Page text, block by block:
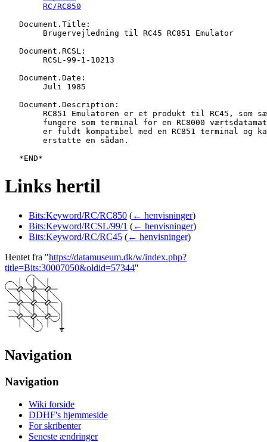
RC/RC850
   Document.Title:
   Document.RCSL:
   Document.Date:
   Document.Description:
Links hertil
Bits:Keyword/RC/RC850 (← henvisninger)
Bits:Keyword/RCSL/99/1 (← henvisninger)
Bits:Keyword/RC/RC45 (← henvisninger)
Hentet fra "https://datamuseum.dk/w/index.php?
title=Bits:30007050&oldid=57344"
Navigation
Navigation
Wiki forside
DDHF's hjemmeside
For skribenter
Seneste ændringer